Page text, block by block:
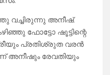
വച്ചിരുന്നു അനീഷ്.
ഫോട്ടോ ഷൂട്ടിന്റെ
പ്രതിശ്രുത വരൻ
അനീഷും രേവതിയും